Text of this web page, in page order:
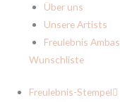
Über uns
Unsere Artists
Freulebnis
Wunschliste
Freulebnis-Stempel